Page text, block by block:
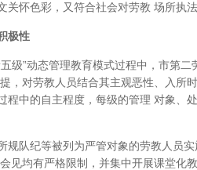
怀色彩，又符合社会对劳教 场所执法
极性
”动态管理教育模式过程中，市第二
，对劳教人员结合其主观恶性、入所
程中的自主程度，每级的管理 对象、
队纪等被列为严管对象的劳教人员实
见均有严格限制，并集中开展课堂化